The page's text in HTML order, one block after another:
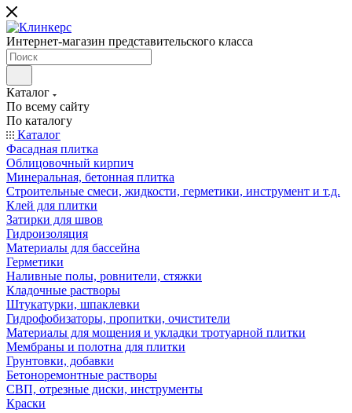
Интернет-магазин представительского класса
Каталог
По всему сайту
По каталогу
Каталог
Фасадная плитка
Облицовочный кирпич
Минеральная, бетонная плитка
Строительные смеси, жидкости, герметики, инструмент и т.д.
Клей для плитки
Затирки для швов
Гидроизоляция
Материалы для бассейна
Герметики
Наливные полы, ровнители, стяжки
Кладочные растворы
Штукатурки, шпаклевки
Гидрофобизаторы, пропитки, очистители
Материалы для мощения и укладки тротуарной плитки
Мембраны и полотна для плитки
Грунтовки, добавки
Бетоноремонтные растворы
СВП, отрезные диски, инструменты
Краски